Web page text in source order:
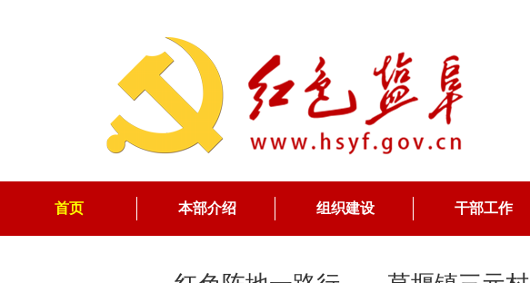
首页 本部介绍 组织建设 干部工作